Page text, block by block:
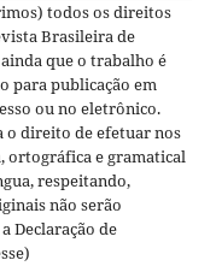
todos os direitos
Brasileira de
ainda que o trabalho é
para publicação em
ou no eletrônico.
o direito de efetuar nos
ortográfica e gramatical
respeitando,
não serão
Declaração de